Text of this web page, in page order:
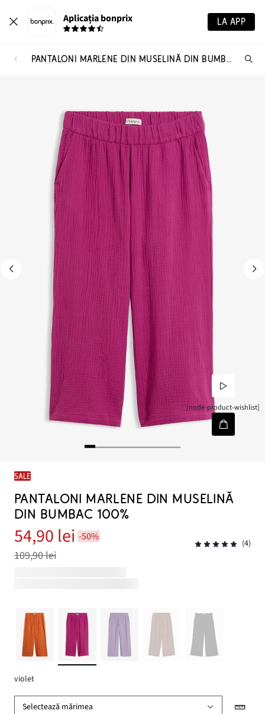
Aplicația bonprix LA APP
PANTALONI MARLENE DIN MUSELINĂ DIN BUMBAC 100%
[node-product-wishlist]
SALE
PANTALONI MARLENE DIN MUSELINĂ
DIN BUMBAC 100%
54,90 lei -50%
109,90 lei
(4)
violet
Selectează mărimea